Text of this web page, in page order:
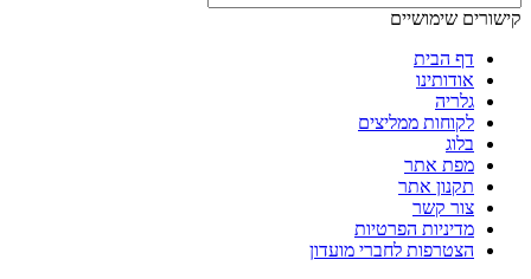
קישורים שימושיים
דף הבית
אודותינו
גלריה
לקוחות ממליצים
בלוג
מפת אתר
תקנון אתר
צור קשר
מדיניות הפרטיות
הצטרפות לחברי מועדון